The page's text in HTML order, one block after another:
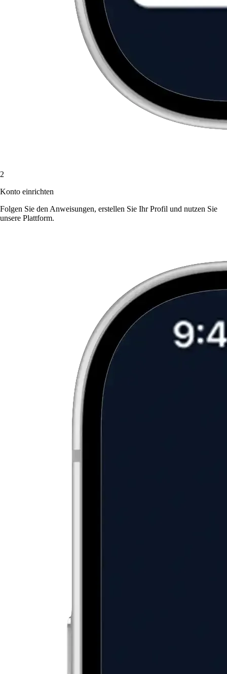
2
Konto einrichten
Folgen Sie den Anweisungen, erstellen Sie Ihr Profil und nutzen Sie
unsere Plattform.